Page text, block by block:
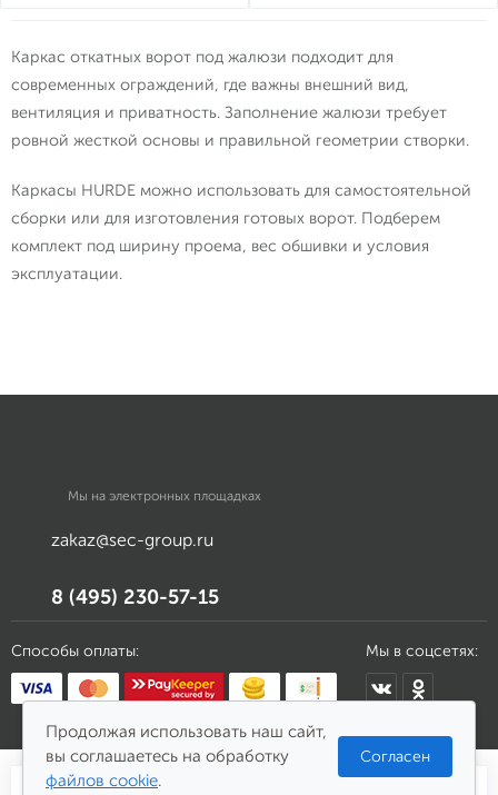
Каркас откатных ворот под жалюзи подходит для
современных ограждений, где важны внешний вид,
вентиляция и приватность. Заполнение жалюзи требует
ровной жесткой основы и правильной геометрии створки.
Каркасы HURDE можно использовать для самостоятельной
сборки или для изготовления готовых ворот. Подберем
комплект под ширину проема, вес обшивки и условия
эксплуатации.
Мы на электронных площадках
zakaz@sec-group.ru
8 (495) 230-57-15
Способы оплаты: Мы в соцсетях:
Продолжая использовать наш сайт,
вы соглашаетесь на обработку
файлов cookie.
Согласен